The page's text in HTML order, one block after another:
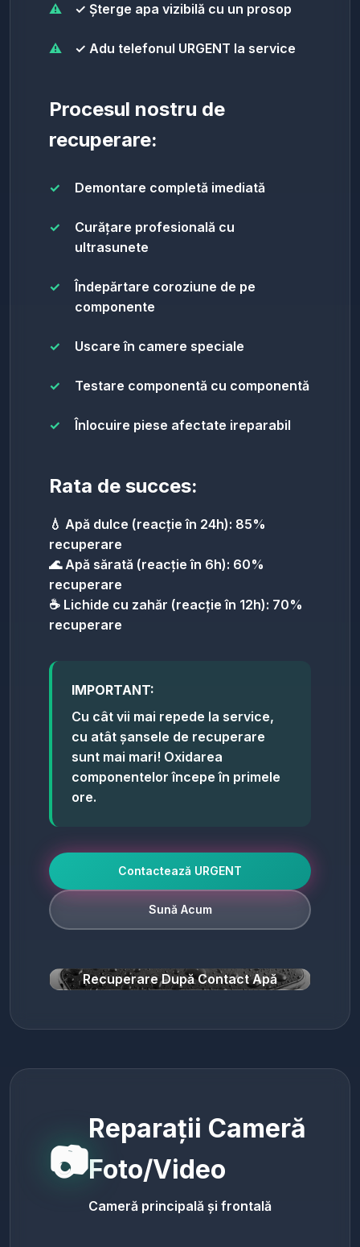
✓ Șterge apa vizibilă cu un prosop
✓ Adu telefonul URGENT la service
Procesul nostru de
recuperare:
Demontare completă imediată
Curățare profesională cu
ultrasunete
Îndepărtare coroziune de pe
componente
Uscare în camere speciale
Testare componentă cu componentă
Înlocuire piese afectate ireparabil
Rata de succes:
💧 Apă dulce (reacție în 24h): 85%
recuperare
🌊 Apă sărată (reacție în 6h): 60%
recuperare
☕ Lichide cu zahăr (reacție în 12h): 70%
recuperare
IMPORTANT:
Cu cât vii mai repede la service,
cu atât șansele de recuperare
sunt mai mari! Oxidarea
componentelor începe în primele
ore.
Contactează URGENT
Sună Acum
Recuperare După Contact Apă
📷
Reparații Cameră
Foto/Video
Cameră principală și frontală